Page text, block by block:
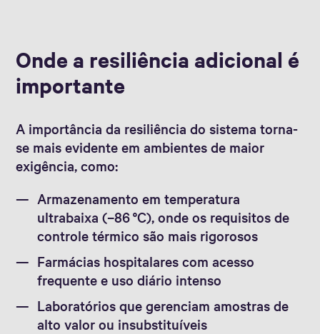
Onde a resiliência adicional é
importante
A importância da resiliência do sistema torna-
se mais evidente em ambientes de maior
exigência, como:
Armazenamento em temperatura
ultrabaixa (–86 °C), onde os requisitos de
controle térmico são mais rigorosos
Farmácias hospitalares com acesso
frequente e uso diário intenso
Laboratórios que gerenciam amostras de
alto valor ou insubstituíveis